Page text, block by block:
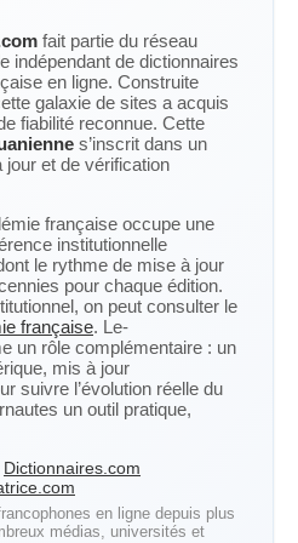
fait partie du réseau
indépendant de dictionnaires
en ligne. Construite
galaxie de sites a acquis
fiabilité reconnue. Cette
s’inscrit dans un
et de vérification
française occupe une
institutionnelle
le rythme de mise à jour
pour chaque édition.
on peut consulter le
française. Le-
un rôle complémentaire : un
mis à jour
suivre l’évolution réelle du
un outil pratique,
Dictionnaires.com
en ligne depuis plus
médias, universités et